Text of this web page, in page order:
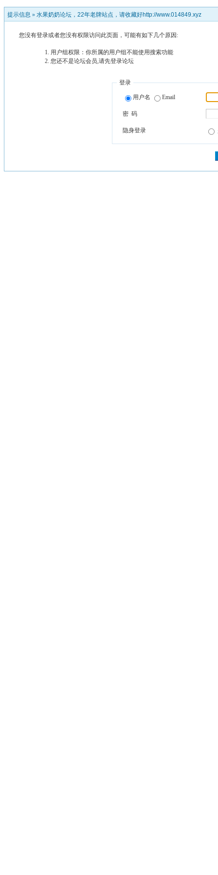
提示信息 » 水果奶奶论坛，22年老牌站点，请收藏好http://www.014849.xyz
您没有登录或者您没有权限访问此页面，可能有如下几个原因:
用户组权限：你所属的用户组不能使用搜索功能
您还不是论坛会员,请先登录论坛
登录
用户名 Email
密 码
隐身登录